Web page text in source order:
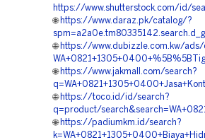
https://www.shutterstock.com/id/
🌐 https://www.daraz.pk/catalog/?
🌐 https://www.dubizzle.com.kw/ads/
🌐 https://www.jakmall.com/search?
🌐 https://toco.id/id/search?
q=product/
🌐 https://padiumkm.id/search?